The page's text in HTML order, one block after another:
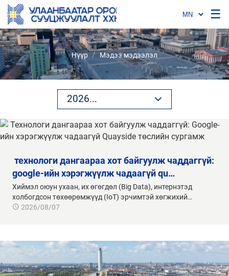
☰
Нүүр / Мэдээ мэдээлэл
2026...
google-ийн хэрэгжүүлж чадаагүй qu…
Хиймэл оюун ухаан, их өгөгдөл (Big Data), интернэтэд
холбогдсон төхөөрөмжүүд (IoT) эрчимтэй хөгжихий…
2026/08/07